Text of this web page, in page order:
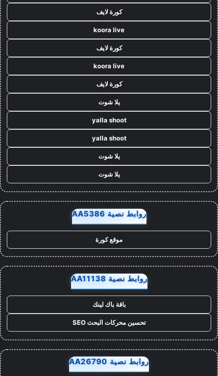
كورة لايف
koora live
كورة لايف
koora live
كورة لايف
يلا شوت
yalla shoot
yalla shoot
يلا شوت
يلا شوت
روابط نصية AA5386
موقع كورة
روابط نصية AA11138
باقة باك لينك
تحسين محركات البحث SEO
روابط نصية AA26790